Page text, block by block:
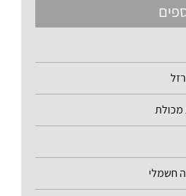
מכולת
חשמלי